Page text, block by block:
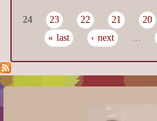
20
21
22
23
24
…
next ›
last »